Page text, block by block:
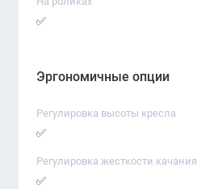
✅
Эргономичные опции
Регулировка высоты кресла
✅
Регулировка жесткости качания
✅